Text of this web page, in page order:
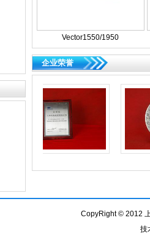
Vector1550/1950
企业荣誉
CopyRight © 2012
技